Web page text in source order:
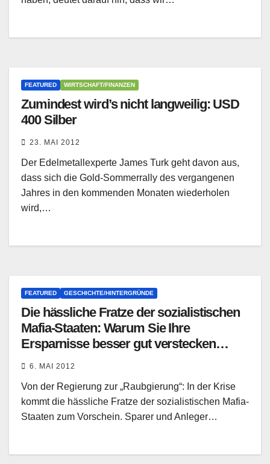
FEATURED WIRTSCHAFT/FINANZEN
Zumindest wird’s nicht langweilig: USD
400 Silber
23. MAI 2012
Der Edelmetallexperte James Turk geht davon aus,
dass sich die Gold-Sommerrally des vergangenen
Jahres in den kommenden Monaten wiederholen
wird,…
FEATURED GESCHICHTE/HINTERGRÜNDE
Die hässliche Fratze der sozialistischen
Mafia-Staaten: Warum Sie Ihre
Ersparnisse besser gut verstecken
sollten
6. MAI 2012
Von der Regierung zur „Raubgierung“: In der Krise
kommt die hässliche Fratze der sozialistischen Mafia-
Staaten zum Vorschein. Sparer und Anleger…